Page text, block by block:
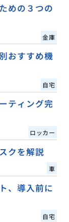
めの３つの
金庫
おすすめ機
自宅
ティング完
ロッカー
クを解説
車
、導入前に
自宅